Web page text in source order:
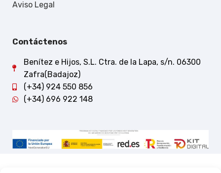
Aviso Legal
Contáctenos
Benítez e Hijos, S.L. Ctra. de la Lapa, s/n. 06300
Zafra(Badajoz)
(+34) 924 550 856
(+34) 696 922 148